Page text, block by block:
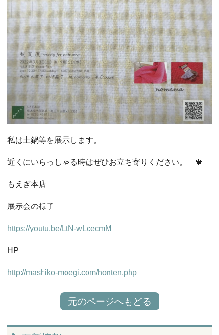
私は土鍋等を展示します。
近くにいらっしゃる時はぜひお立ち寄りください。 🍁
もえぎ本店
展示会の様子
https://youtu.be/LtN-wLcecmM
HP
http://mashiko-moegi.com/honten.php
元のページへもどる